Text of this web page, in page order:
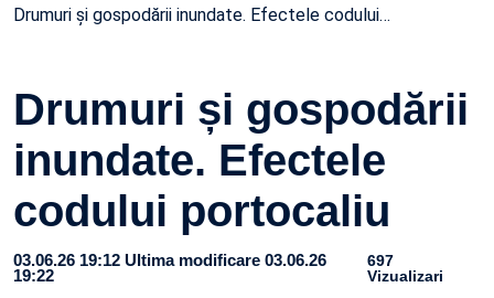
Drumuri și gospodării inundate. Efectele codului…
Drumuri și gospodării
inundate. Efectele
codului portocaliu
03.06.26 19:12 Ultima modificare 03.06.26
19:22
697
Vizualizari